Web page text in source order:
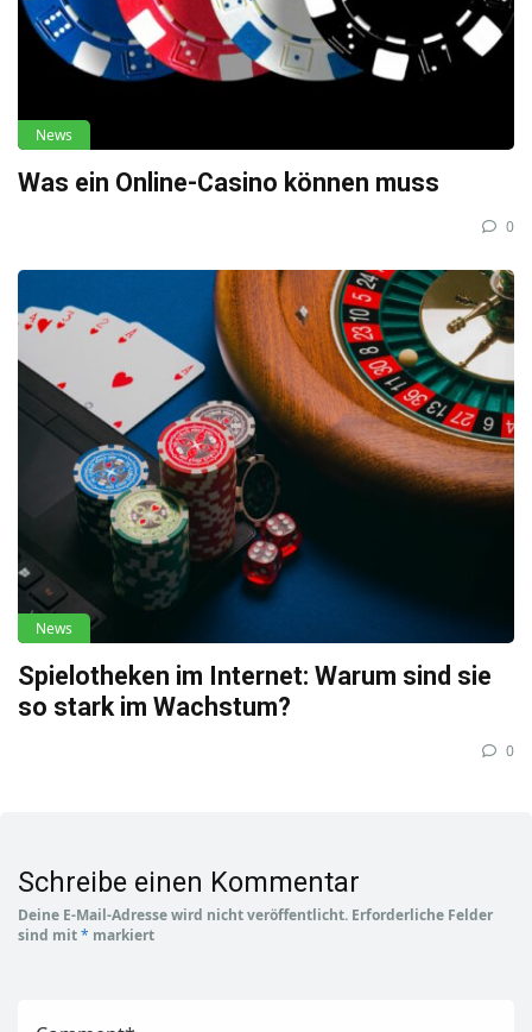
News
Was ein Online-Casino können muss
0
News
Spielotheken im Internet: Warum sind sie
so stark im Wachstum?
0
Schreibe einen Kommentar
Deine E-Mail-Adresse wird nicht veröffentlicht. Erforderliche Felder
sind mit* markiert